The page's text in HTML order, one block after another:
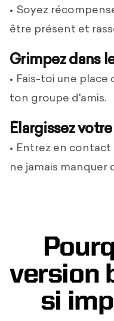
Soyez
être présent et
Grimpez dans
Fais-toi une place
ton groupe d'amis.
Élargissez
Entrez en contact
ne jamais manquer
version
si